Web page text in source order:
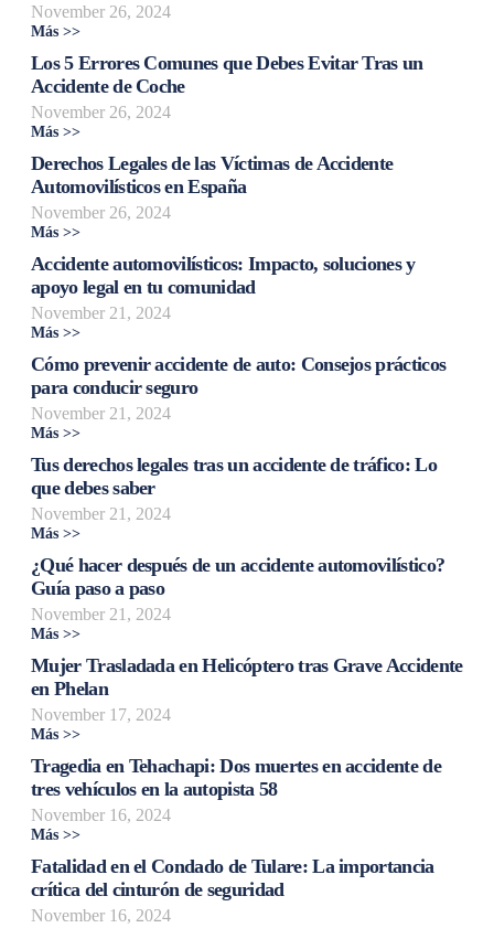
November 26, 2024
Más >>
Los 5 Errores Comunes que Debes Evitar Tras un
Accidente de Coche
November 26, 2024
Más >>
Derechos Legales de las Víctimas de Accidente
Automovilísticos en España
November 26, 2024
Más >>
Accidente automovilísticos: Impacto, soluciones y
apoyo legal en tu comunidad
November 21, 2024
Más >>
Cómo prevenir accidente de auto: Consejos prácticos
para conducir seguro
November 21, 2024
Más >>
Tus derechos legales tras un accidente de tráfico: Lo
que debes saber
November 21, 2024
Más >>
¿Qué hacer después de un accidente automovilístico?
Guía paso a paso
November 21, 2024
Más >>
Mujer Trasladada en Helicóptero tras Grave Accidente
en Phelan
November 17, 2024
Más >>
Tragedia en Tehachapi: Dos muertes en accidente de
tres vehículos en la autopista 58
November 16, 2024
Más >>
Fatalidad en el Condado de Tulare: La importancia
crítica del cinturón de seguridad
November 16, 2024